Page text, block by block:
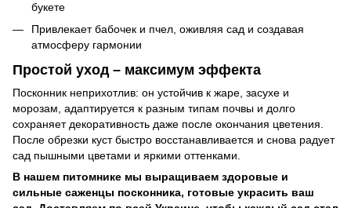
букете
Привлекает бабочек и пчел, оживляя сад и создавая
атмосферу гармонии
Простой уход – максимум эффекта
Посконник неприхотлив: он устойчив к жаре, засухе и
морозам, адаптируется к разным типам почвы и долго
сохраняет декоративность даже после окончания цветения.
После обрезки куст быстро восстанавливается и снова радует
сад пышными цветами и яркими оттенками.
В нашем питомнике мы выращиваем здоровые и
сильные саженцы посконника, готовые украсить ваш